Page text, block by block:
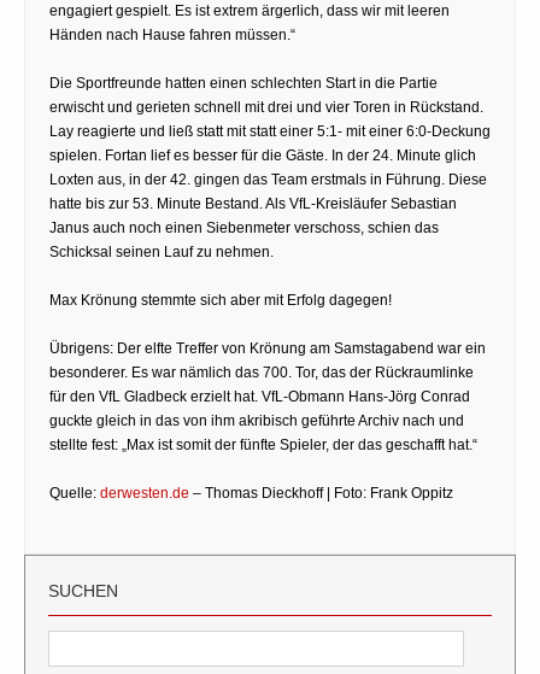
engagiert gespielt. Es ist extrem ärgerlich, dass wir mit leeren
Händen nach Hause fahren müssen.“
Die Sportfreunde hatten einen schlechten Start in die Partie
erwischt und gerieten schnell mit drei und vier Toren in Rückstand.
Lay reagierte und ließ statt mit statt einer 5:1- mit einer 6:0-Deckung
spielen. Fortan lief es besser für die Gäste. In der 24. Minute glich
Loxten aus, in der 42. gingen das Team erstmals in Führung. Diese
hatte bis zur 53. Minute Bestand. Als VfL-Kreisläufer Sebastian
Janus auch noch einen Siebenmeter verschoss, schien das
Schicksal seinen Lauf zu nehmen.
Max Krönung stemmte sich aber mit Erfolg dagegen!
Übrigens: Der elfte Treffer von Krönung am Samstagabend war ein
besonderer. Es war nämlich das 700. Tor, das der Rückraumlinke
für den VfL Gladbeck erzielt hat. VfL-Obmann Hans-Jörg Conrad
guckte gleich in das von ihm akribisch geführte Archiv nach und
stellte fest: „Max ist somit der fünfte Spieler, der das geschafft hat.“
Quelle: derwesten.de – Thomas Dieckhoff | Foto: Frank Oppitz
SUCHEN